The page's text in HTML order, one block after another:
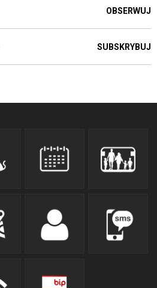
OBSERWUJ
SUBSKRYBUJ